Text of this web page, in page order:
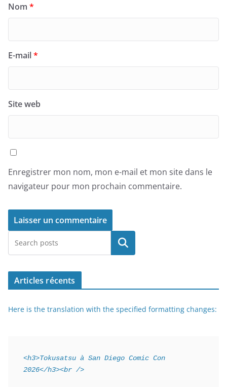
Nom *
E-mail*
Site web
Enregistrer mon nom, mon e-mail et mon site dans le
navigateur pour mon prochain commentaire.
Rechercher
Articles récents
Here is the translation with the specified formatting changes:
<h3>Tokusatsu à San Diego Comic Con
2026</h3><br />